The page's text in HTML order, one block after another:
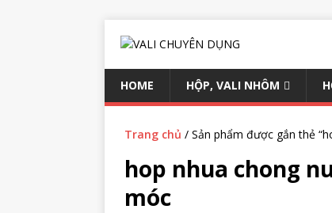
HOME HỘP, VALI NHÔM
Trang chủ / Sản phẩm được gắn thẻ
hop nhua chong
móc